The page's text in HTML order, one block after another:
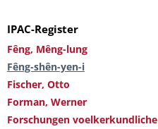
IPAC-Register
Fêng, Mêng-lung
Fêng-shên-yen-i
Fischer, Otto
Forman, Werner
Forschungen voelkerkundliche